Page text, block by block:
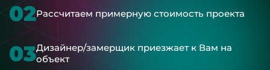
02Рассчитаем примерную стоимость проекта
03Дизайнер/замерщик приезжает к Вам на
объект